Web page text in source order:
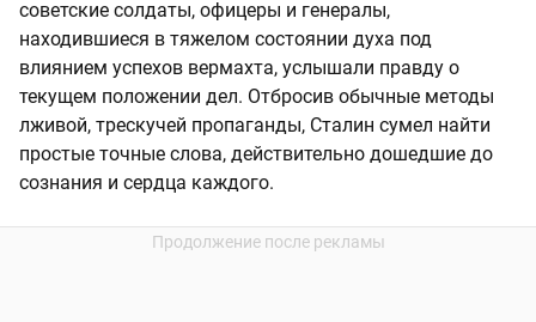
советские солдаты, офицеры и генералы,
находившиеся в тяжелом состоянии духа под
влиянием успехов вермахта, услышали правду о
текущем положении дел. Отбросив обычные методы
лживой, трескучей пропаганды, Сталин сумел найти
простые точные слова, действительно дошедшие до
сознания и сердца каждого.